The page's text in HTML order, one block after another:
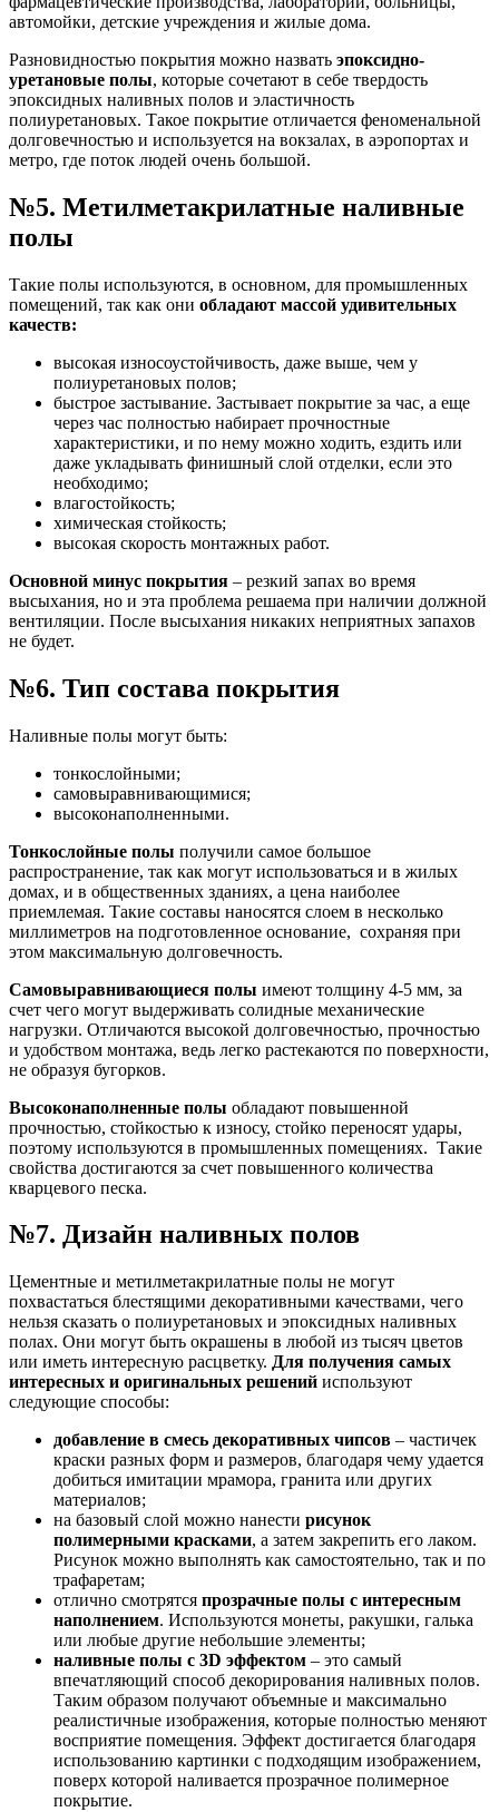
автомойки, детские учреждения и жилые дома.
Разновидностью покрытия можно назвать эпоксидно-
уретановые полы, которые сочетают в себе твердость
эпоксидных наливных полов и эластичность
полиуретановых. Такое покрытие отличается феноменальной
долговечностью и используется на вокзалах, в аэропортах и
метро, где поток людей очень большой.
№5. Метилметакрилатные наливные
полы
Такие полы используются, в основном, для промышленных
помещений, так как они обладают массой удивительных
качеств:
высокая износоустойчивость, даже выше, чем у
полиуретановых полов;
быстрое застывание. Застывает покрытие за час, а еще
через час полностью набирает прочностные
характеристики, и по нему можно ходить, ездить или
даже укладывать финишный слой отделки, если это
необходимо;
влагостойкость;
химическая стойкость;
высокая скорость монтажных работ.
Основной минус покрытия – резкий запах во время
высыхания, но и эта проблема решаема при наличии должной
вентиляции. После высыхания никаких неприятных запахов
не будет.
№6. Тип состава покрытия
Наливные полы могут быть:
тонкослойными;
самовыравнивающимися;
высоконаполненными.
Тонкослойные полы получили самое большое
распространение, так как могут использоваться и в жилых
домах, и в общественных зданиях, а цена наиболее
приемлемая. Такие составы наносятся слоем в несколько
миллиметров на подготовленное основание, сохраняя при
этом максимальную долговечность.
Самовыравнивающиеся полы имеют толщину 4-5 мм, за
счет чего могут выдерживать солидные механические
нагрузки. Отличаются высокой долговечностью, прочностью
и удобством монтажа, ведь легко растекаются по поверхности,
не образуя бугорков.
Высоконаполненные полы обладают повышенной
прочностью, стойкостью к износу, стойко переносят удары,
поэтому используются в промышленных помещениях. Такие
свойства достигаются за счет повышенного количества
кварцевого песка.
№7. Дизайн наливных полов
Цементные и метилметакрилатные полы не могут
похвастаться блестящими декоративными качествами, чего
нельзя сказать о полиуретановых и эпоксидных наливных
полах. Они могут быть окрашены в любой из тысяч цветов
или иметь интересную расцветку. Для получения самых
интересных и оригинальных решений используют
следующие способы:
добавление в смесь декоративных чипсов – частичек
краски разных форм и размеров, благодаря чему удается
добиться имитации мрамора, гранита или других
материалов;
на базовый слой можно нанести рисунок
полимерными красками, а затем закрепить его лаком.
Рисунок можно выполнять как самостоятельно, так и по
трафаретам;
отлично смотрятся прозрачные полы с интересным
наполнением. Используются монеты, ракушки, галька
или любые другие небольшие элементы;
наливные полы с 3D эффектом – это самый
впечатляющий способ декорирования наливных полов.
Таким образом получают объемные и максимально
реалистичные изображения, которые полностью меняют
восприятие помещения. Эффект достигается благодаря
использованию картинки с подходящим изображением,
поверх которой наливается прозрачное полимерное
покрытие.